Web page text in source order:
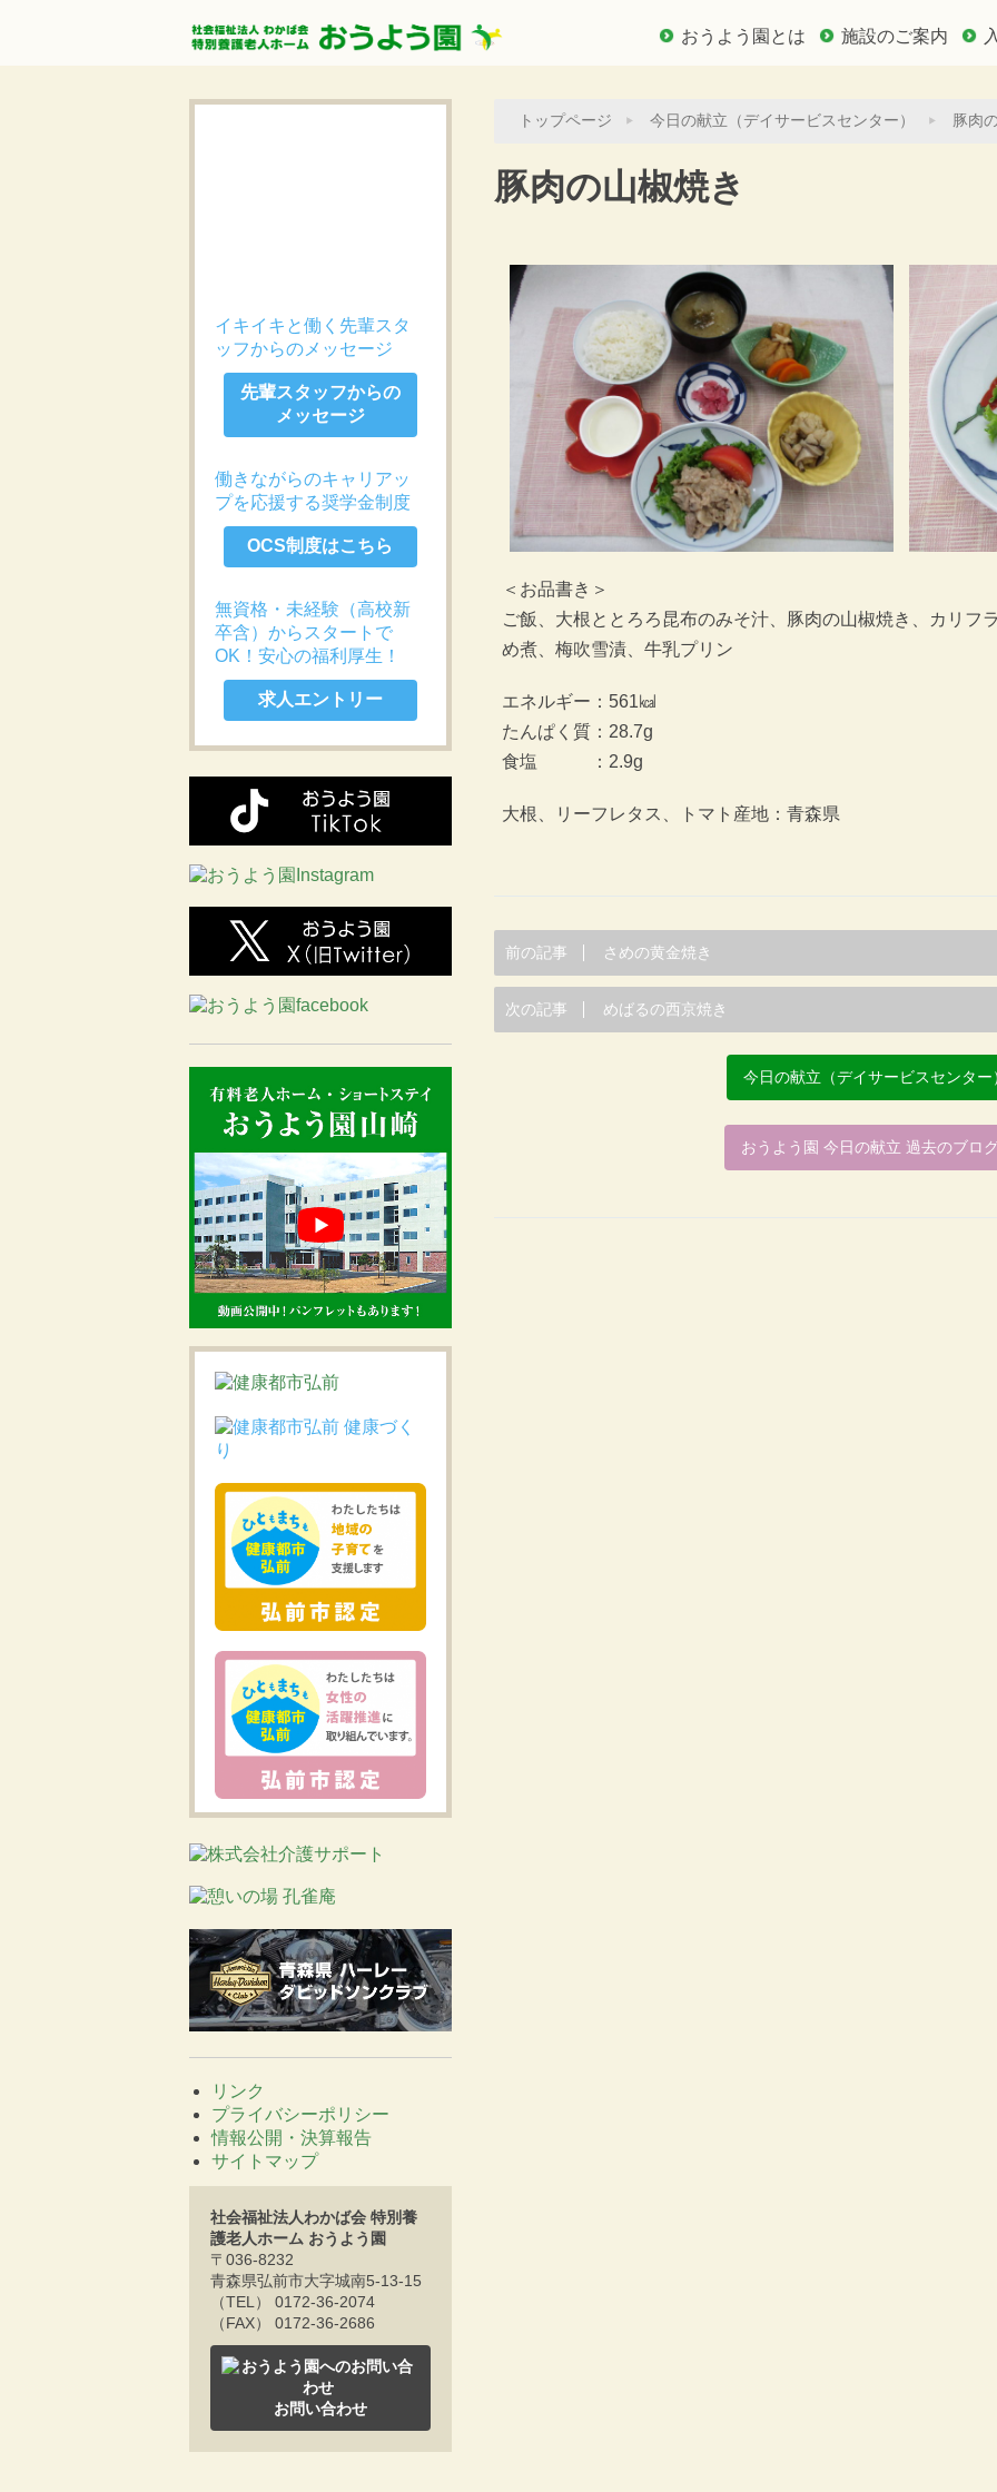
おうよう園とは 施設のご案内
トップページ 今日の献立（デイサービスセンター） 豚肉
豚肉の山椒焼き
＜お品書き＞
ご飯、大根ととろろ昆布のみそ汁、豚肉の山椒焼き、カリフ
め煮、梅吹雪漬、牛乳プリン
エネルギー：561㎉
たんぱく質：28.7g
食塩 ：2.9g
大根、リーフレタス、トマト産地：青森県
前の記事 さめの黄金焼き
次の記事 めばるの西京焼き
今日の献立（デイサービスセンター
おうよう園 今日の献立 過去のブロ
イキイキと働く先輩スタ
ッフからのメッセージ
先輩スタッフからの
メッセージ
働きながらのキャリアッ
プを応援する奨学金制度
OCS制度はこちら
無資格・未経験（高校新
卒含）からスタートで
OK！安心の福利厚生！
求人エントリー
リンク
プライバシーポリシー
情報公開・決算報告
サイトマップ
社会福祉法人わかば会 特別養
護老人ホーム おうよう園
〒036-8232
青森県弘前市大字城南5-13-15
（TEL） 0172-36-2074
（FAX） 0172-36-2686
お問い合わせ